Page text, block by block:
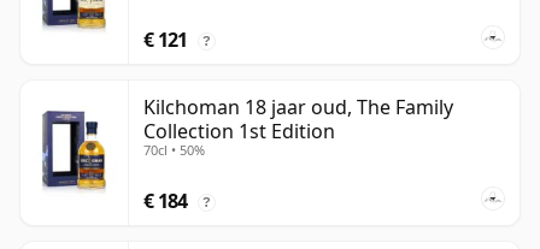
€ 121 ?
Kilchoman 18 jaar oud, The Family
Collection 1st Edition
70cl • 50%
€ 184 ?